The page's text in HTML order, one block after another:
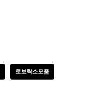
로보락소모품